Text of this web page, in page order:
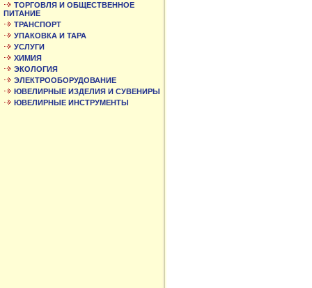
ТОРГОВЛЯ И ОБЩЕСТВЕННОЕ
ПИТАНИЕ
ТРАНСПОРТ
УПАКОВКА И ТАРА
УСЛУГИ
ХИМИЯ
ЭКОЛОГИЯ
ЭЛЕКТРООБОРУДОВАНИЕ
ЮВЕЛИРНЫЕ ИЗДЕЛИЯ И СУВЕНИРЫ
ЮВЕЛИРНЫЕ ИНСТРУМЕНТЫ